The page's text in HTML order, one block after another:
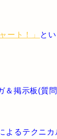
ート！」
と
＆掲示板(質
よるテクニカ